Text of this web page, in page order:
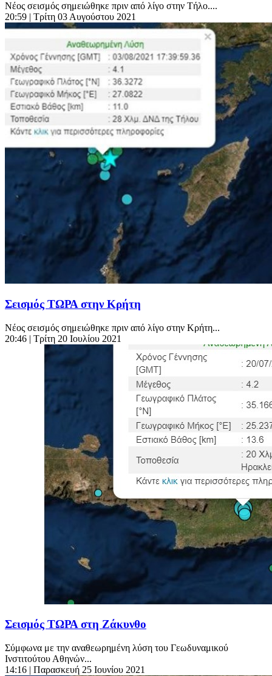
Νέος σεισμός σημειώθηκε πριν από λίγο στην Τήλο....
20:59 | Τρίτη 03 Αυγούστου 2021
Σεισμός ΤΩΡΑ στην Κρήτη
Νέος σεισμός σημειώθηκε πριν από λίγο στην Κρήτη...
20:46 | Τρίτη 20 Ιουλίου 2021
Σεισμός ΤΩΡΑ στη Ζάκυνθο
Σύμφωνα με την αναθεωρημένη λύση του Γεωδυναμικού
Ινστιτούτου Αθηνών...
14:16 | Παρασκευή 25 Ιουνίου 2021